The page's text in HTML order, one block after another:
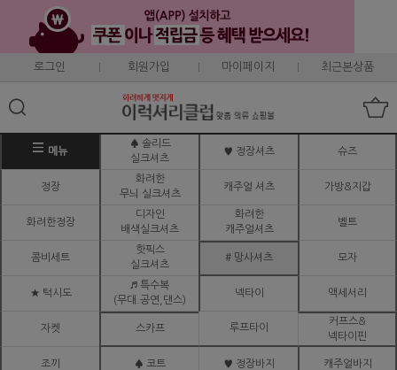
로그인 회원가입 마이페이지 최근본상품
메뉴
♠ 솔리드
실크셔츠
♥ 정장셔츠 슈즈
정장
화려한
무늬 실크셔츠
캐주얼 셔츠 가방&지갑
화려한정장
디자인
배색실크셔츠
화려한
캐주얼셔츠
벨트
콤비세트
핫픽스
실크셔츠
# 망사셔츠 모자
★ 턱시도
♬ 특수복
(무대.공연,댄스)
넥타이 액세서리
자켓 스카프 루프타이
커프스&
넥타이핀
조끼 ♠ 코트 ♥ 정장바지 캐주얼바지